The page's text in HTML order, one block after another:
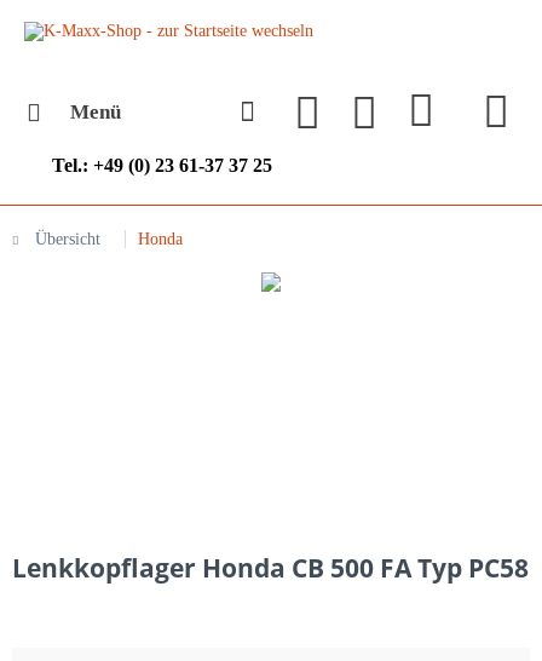
Tel.: +49 (0) 23 61-37 37 25
Menü
Übersicht Honda
Lenkkopflager Honda CB 500 FA Typ PC58